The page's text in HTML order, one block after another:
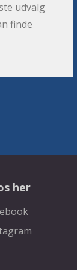
udvalg
finde
her